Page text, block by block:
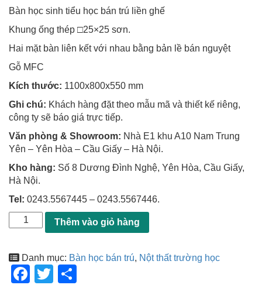
Bàn học sinh tiểu học bán trú liền ghế
Khung ống thép □25×25 sơn.
Hai mặt bàn liên kết với nhau bằng bản lề bán nguyệt
Gỗ MFC
Kích thước: 1100x800x550 mm
Ghi chú: Khách hàng đặt theo mẫu mã và thiết kế riêng,
công ty sẽ báo giá trực tiếp.
Văn phòng & Showroom: Nhà E1 khu A10 Nam Trung
Yên – Yên Hòa – Cầu Giấy – Hà Nội.
Kho hàng: Số 8 Dương Đình Nghệ, Yên Hòa, Cầu Giấy,
Hà Nội.
Tel: 0243.5567445 – 0243.5567446.
Thêm vào giỏ hàng
Danh mục: Bàn học bán trú, Nột thất trường học
F
T